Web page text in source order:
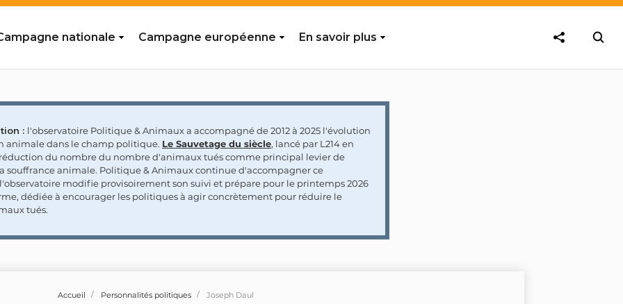
nationale Campagne européenne En savoir plus
: l'observatoire Politique & Animaux a accompagné de 2012 à 2025 l'évolution
animale dans le champ politique. Le Sauvetage du siècle, lancé par L214 en
réduction du nombre du nombre d'animaux tués comme principal levier de
souffrance animale. Politique & Animaux continue d'accompagner ce
modifie provisoirement son suivi et prépare pour le printemps 2026
dédiée à encourager les politiques à agir concrètement pour réduire le
tués.
Accueil Personnalités politiques Joseph Daul